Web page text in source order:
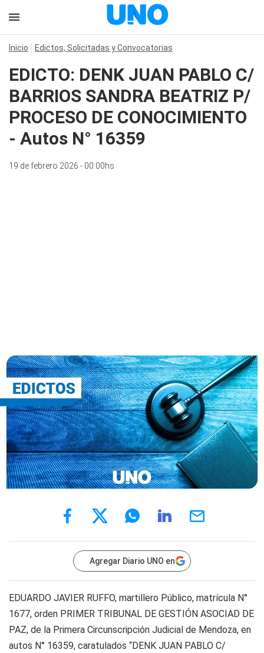
Inicio Edictos, Solicitadas y Convocatorias
EDICTO: DENK JUAN PABLO C/
BARRIOS SANDRA BEATRIZ P/
PROCESO DE CONOCIMIENTO
- Autos N° 16359
19 de febrero 2026 - 00:00hs
Agregar Diario UNO en
EDUARDO JAVIER RUFFO, martillero Público, matrícula N°
1677, orden PRIMER TRIBUNAL DE GESTIÓN ASOCIAD DE
PAZ, de la Primera Circunscripción Judicial de Mendoza, en
autos N° 16359, caratulados “DENK JUAN PABLO C/